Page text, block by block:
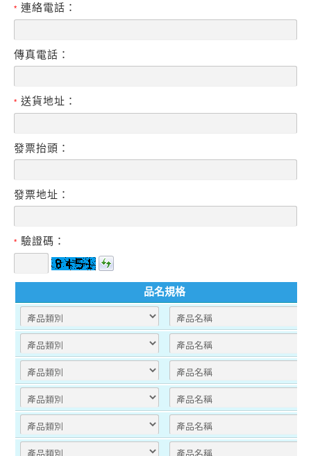
* 連絡電話：
傳真電話：
* 送貨地址：
發票抬頭：
發票地址：
* 驗證碼：
品名規格